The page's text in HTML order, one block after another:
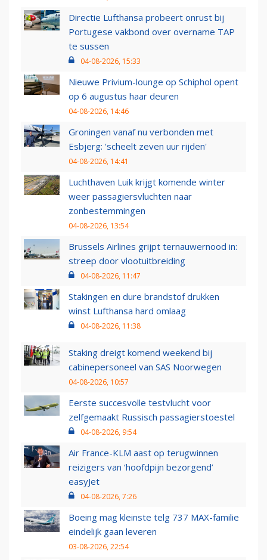
Directie Lufthansa probeert onrust bij
Portugese vakbond over overname TAP
te sussen
04-08-2026, 15:33
Nieuwe Privium-lounge op Schiphol opent
op 6 augustus haar deuren
04-08-2026, 14:46
Groningen vanaf nu verbonden met
Esbjerg: 'scheelt zeven uur rijden'
04-08-2026, 14:41
Luchthaven Luik krijgt komende winter
weer passagiersvluchten naar
zonbestemmingen
04-08-2026, 13:54
Brussels Airlines grijpt ternauwernood in:
streep door vlootuitbreiding
04-08-2026, 11:47
Stakingen en dure brandstof drukken
winst Lufthansa hard omlaag
04-08-2026, 11:38
Staking dreigt komend weekend bij
cabinepersoneel van SAS Noorwegen
04-08-2026, 10:57
Eerste succesvolle testvlucht voor
zelfgemaakt Russisch passagierstoestel
04-08-2026, 9:54
Air France-KLM aast op terugwinnen
reizigers van ‘hoofdpijn bezorgend’
easyJet
04-08-2026, 7:26
Boeing mag kleinste telg 737 MAX-familie
eindelijk gaan leveren
03-08-2026, 22:54